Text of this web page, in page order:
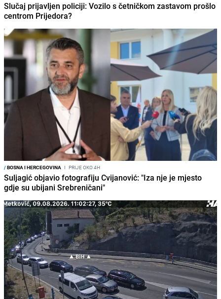
Slučaj prijavljen policiji: Vozilo s četničkom zastavom prošlo
centrom Prijedora?
/BOSNA I HERCEGOVINA I PRIJE OKO 4H
Suljagić objavio fotografiju Cvijanović: "Iza nje je mjesto
gdje su ubijani Srebreničani"